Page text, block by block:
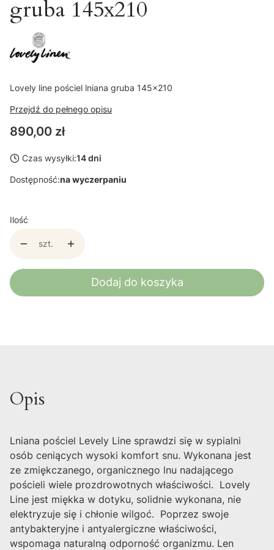
gruba 145x210
Lovely line pościel lniana gruba 145x210
Przejdź do pełnego opisu
Cena
890,00 zł
Czas wysyłki:14 dni
Dostępność:na wyczerpaniu
Ilość
szt.
Dodaj do koszyka
Opis
Lniana pościel Levely Line sprawdzi się w sypialni
osób ceniących wysoki komfort snu. Wykonana jest
ze zmiękczanego, organicznego lnu nadającego
pościeli wiele prozdrowotnych właściwości. Lovely
Line jest miękka w dotyku, solidnie wykonana, nie
elektryzuje się i chłonie wilgoć. Poprzez swoje
antybakteryjne i antyalergiczne właściwości,
wspomaga naturalną odporność organizmu. Len